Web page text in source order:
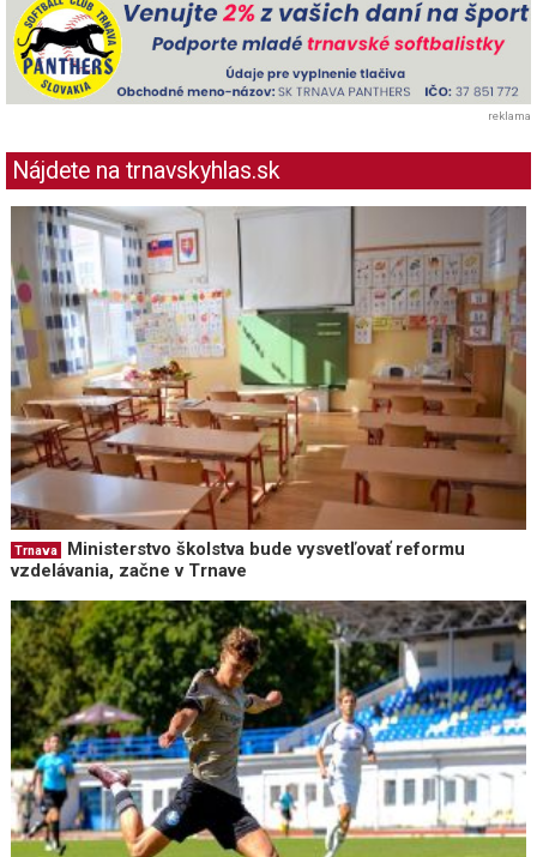
reklama
Nájdete na trnavskyhlas.sk
Trnava
Ministerstvo školstva bude vysvetľovať reformu
vzdelávania, začne v Trnave